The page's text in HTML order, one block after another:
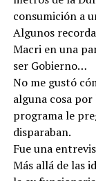
consumición a
Algunos
Macri en una
ser Gobierno…
No me gustó
alguna cosa
programa le
disparaban.
Fue una
Más allá de las